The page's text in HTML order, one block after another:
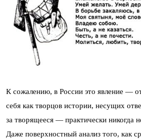
К сожалению, в России это явление —
себя как творцов истории, несущих
за творящееся — практически никогда
Даже поверхностный анализ того, как